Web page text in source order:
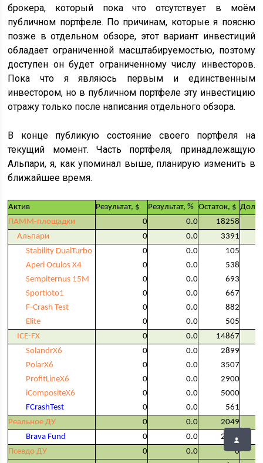
брокера, который пока что отсутствует в моём
публичном портфеле. По причинам, которые я поясню
позже в отдельном обзоре, этот вариант инвестиций
обладает ограниченной масштабируемостью, поэтому
доступен он будет ограниченному числу инвесторов.
Пока что я являюсь первым и единственным
инвестором, но в публичном портфеле эту инвестицию
отражу только после написания отдельного обзора.
В конце публикую состояние своего портфеля на
текущий момент. Часть портфеля, принадлежащую
Альпари, я, как упоминал выше, планирую изменить в
ближайшее время.
Актив Результат, $ Результат, % Остаток, $ Доля,
ПАММ-площадки
0 0.0
18258
Альпари
0 0.0
3391
Stability DualTurbo
0 0.0
105
Aperi Oculos X4
0 0.0
538
Sempiternus 15M
0 0.0
693
Sportloto1
0 0.0
667
F-Crash Test
0 0.0
882
Elite
0 0.0
505
ICE-FX
0 0.0
14867
SolandrX6
0 0.0
2899
PolarX6
0 0.0
3507
ProfitLineX6
0 0.0
2900
iCompositeX6
0 0.0
5000
FCrashTest
0 0.0
561
Реальное ДУ
0 0.0
2049
Brava Fund
0 0.0
2049
Псевдо ДУ
0 0.0
0